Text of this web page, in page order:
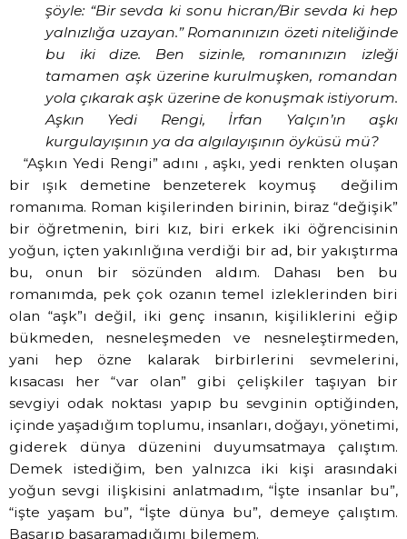
şöyle: “Bir sevda ki sonu hicran/Bir sevda ki hep
yalnızlığa uzayan.” Romanınızın özeti niteliğinde
bu iki dize. Ben sizinle, romanınızın izleği
tamamen aşk üzerine kurulmuşken, romandan
yola çıkarak aşk üzerine de konuşmak istiyorum.
Aşkın Yedi Rengi, İrfan Yalçın’ın aşkı
kurgulayışının ya da algılayışının öyküsü mü?
“Aşkın Yedi Rengi” adını , aşkı, yedi renkten oluşan
bir ışık demetine benzeterek koymuş
değilim
romanıma. Roman kişilerinden birinin, biraz “değişik”
bir öğretmenin, biri kız, biri erkek iki öğrencisinin
yoğun, içten yakınlığına verdiği bir ad, bir yakıştırma
bu, onun bir sözünden aldım. Dahası ben bu
romanımda, pek çok ozanın temel izleklerinden biri
olan “aşk”ı değil, iki genç insanın, kişiliklerini eğip
bükmeden, nesneleşmeden ve nesneleştirmeden,
yani hep özne kalarak birbirlerini sevmelerini,
kısacası her “var olan” gibi çelişkiler taşıyan bir
sevgiyi odak noktası yapıp bu sevginin optiğinden,
içinde yaşadığım toplumu, insanları, doğayı, yönetimi,
giderek dünya düzenini duyumsatmaya çalıştım.
Demek istediğim, ben yalnızca iki kişi arasındaki
yoğun sevgi ilişkisini anlatmadım, “İşte insanlar bu”,
“işte yaşam bu”, “İşte dünya bu”, demeye çalıştım.
Başarıp başaramadığımı bilemem.